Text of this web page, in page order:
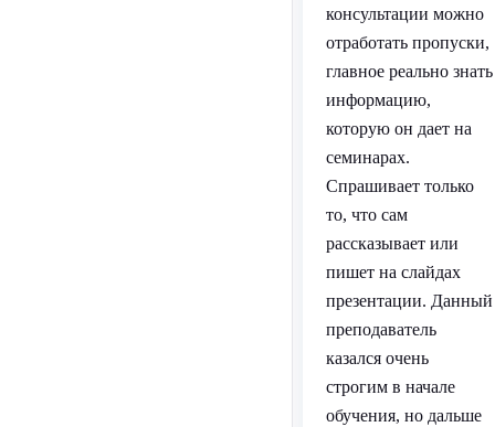
консультации можно
отработать пропуски,
главное реально знать
информацию,
которую он дает на
семинарах.
Спрашивает только
то, что сам
рассказывает или
пишет на слайдах
презентации. Данный
преподаватель
казался очень
строгим в начале
обучения, но дальше